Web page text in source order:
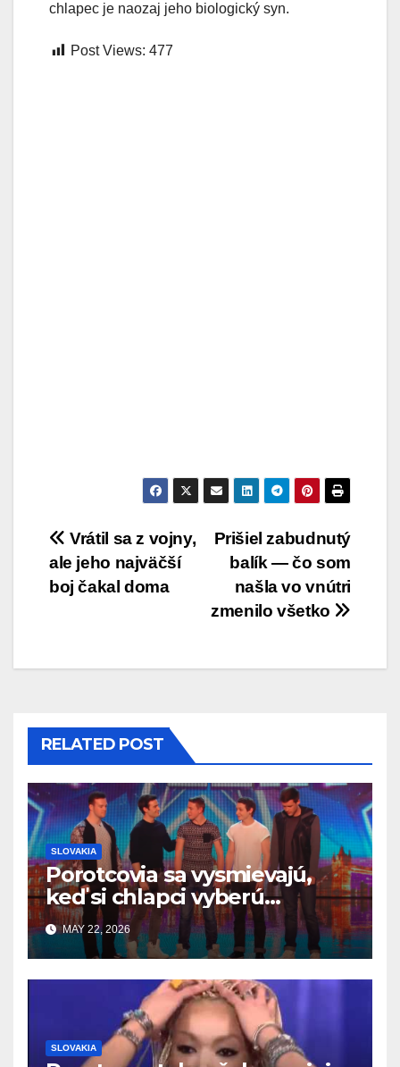
chlapec je naozaj jeho biologický syn.
Post Views: 477
Post
navigation
Prišiel zabudnutý
balík — čo som
našla vo vnútri
zmenilo všetko
Vrátil sa z vojny,
ale jeho najväčší
boj čakal doma
RELATED POST
SLOVAKIA
Porotcovia sa vysmievajú,
keď si chlapci vyberú
Bedárov — no v priebehu
sekúnd sa všetko zmení
MAY 22, 2026
SLOVAKIA